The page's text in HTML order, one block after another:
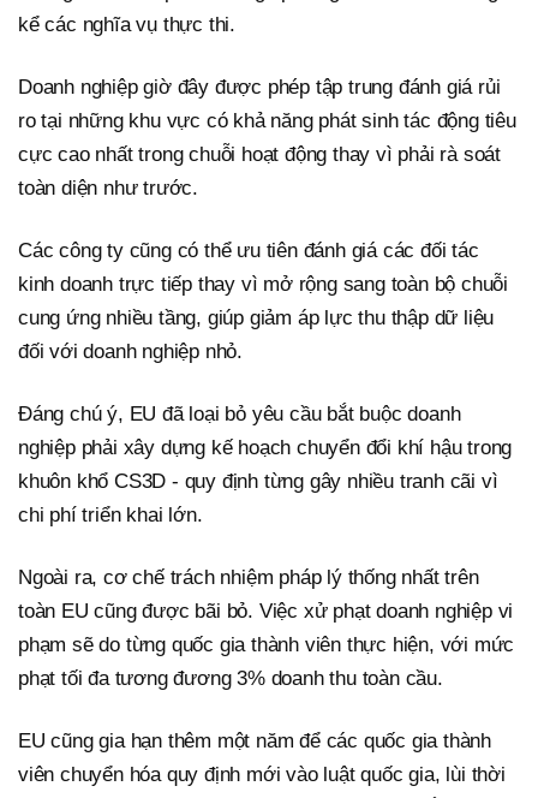
kể các nghĩa vụ thực thi.
Doanh nghiệp giờ đây được phép tập trung đánh giá rủi
ro tại những khu vực có khả năng phát sinh tác động tiêu
cực cao nhất trong chuỗi hoạt động thay vì phải rà soát
toàn diện như trước.
Các công ty cũng có thể ưu tiên đánh giá các đối tác
kinh doanh trực tiếp thay vì mở rộng sang toàn bộ chuỗi
cung ứng nhiều tầng, giúp giảm áp lực thu thập dữ liệu
đối với doanh nghiệp nhỏ.
Đáng chú ý, EU đã loại bỏ yêu cầu bắt buộc doanh
nghiệp phải xây dựng kế hoạch chuyển đổi khí hậu trong
khuôn khổ CS3D - quy định từng gây nhiều tranh cãi vì
chi phí triển khai lớn.
Ngoài ra, cơ chế trách nhiệm pháp lý thống nhất trên
toàn EU cũng được bãi bỏ. Việc xử phạt doanh nghiệp vi
phạm sẽ do từng quốc gia thành viên thực hiện, với mức
phạt tối đa tương đương 3% doanh thu toàn cầu.
EU cũng gia hạn thêm một năm để các quốc gia thành
viên chuyển hóa quy định mới vào luật quốc gia, lùi thời